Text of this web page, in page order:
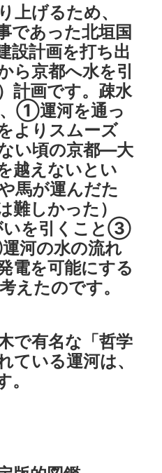
上げるため、
であった北垣国
設計画を打ち出
ら京都へ水を引
計画です。疎水
①運河を通っ
よりスムーズ
い頃の京都―大
越えないとい
馬が運んだた
難しかった）
を引くこと③
河の水の流れ
電を可能にする
えたのです。
で有名な「哲学
ている運河は、
。